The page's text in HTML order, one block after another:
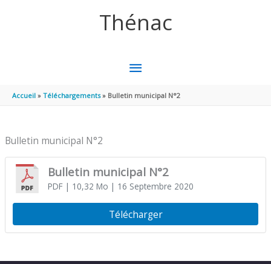
Thénac
MENU
PRINCIPAL
Accueil Téléchargements Bulletin municipal N°2
Bulletin municipal N°2
Bulletin municipal N°2
PDF| 10,32 Mo | 16 Septembre 2020
Télécharger